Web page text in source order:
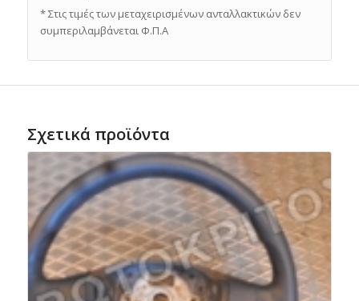
* Στις τιμές των μεταχειρισμένων ανταλλακτικών δεν
συμπεριλαμβάνεται Φ.Π.Α
Σχετικά προϊόντα